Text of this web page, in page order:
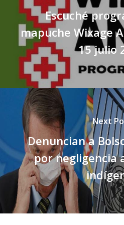
Escuché
mapuche Wixage
15 julio
Next
Denuncian a
por negligencia